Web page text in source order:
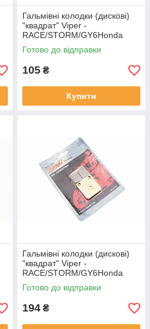
Гальмівні колодки (дискові)
"квадрат" Viper -
RACE/STORM/GY6Honda
DIO50/Tact 50/DAELIM
GZ50/SYM- Orbit 50/KYMCO-
Готово до відправки
105 ₴
Купити
Гальмівні колодки (дискові)
"квадрат" Viper -
RACE/STORM/GY6Honda
DIO50/Tact 50/DAELIM
GZ50/SYM- Orbit 50/KYMCO-
Готово до відправки
194 ₴